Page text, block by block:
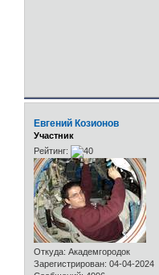
Евгений Козионов
Участник
Рейтинг:
Откуда: Академгородок
Зарегистрирован: 04-04-2024